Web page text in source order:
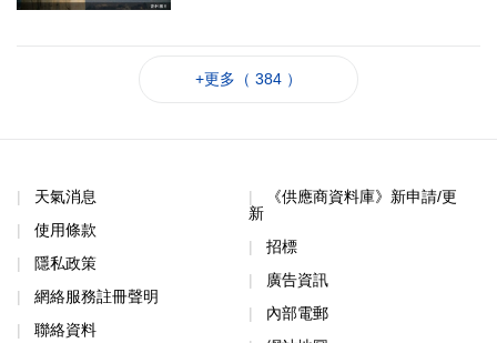
+更多（ 384 ）
天氣消息
使用條款
隱私政策
網絡服務註冊聲明
聯絡資料
《供應商資料庫》新申請/更
新
招標
廣告資訊
內部電郵